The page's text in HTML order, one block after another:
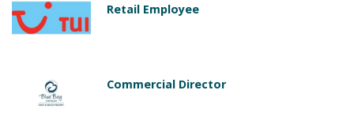
Retail Employee
Commercial Director